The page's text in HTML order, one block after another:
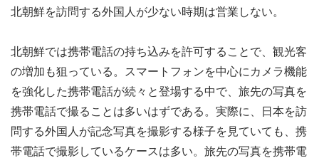
北朝鮮を訪問する外国人が少ない時期は営業しない。
北朝鮮では携帯電話の持ち込みを許可することで、観光客
の増加も狙っている。スマートフォンを中心にカメラ機能
を強化した携帯電話が続々と登場する中で、旅先の写真を
携帯電話で撮ることは多いはずである。実際に、日本を訪
問する外国人が記念写真を撮影する様子を見ていても、携
帯電話で撮影しているケースは多い。旅先の写真を携帯電